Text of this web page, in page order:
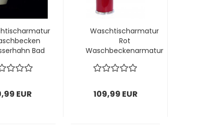
Bad
EUR
Waschtischarmatur
Rot
Waschbeckenarmatur
109,99 EUR